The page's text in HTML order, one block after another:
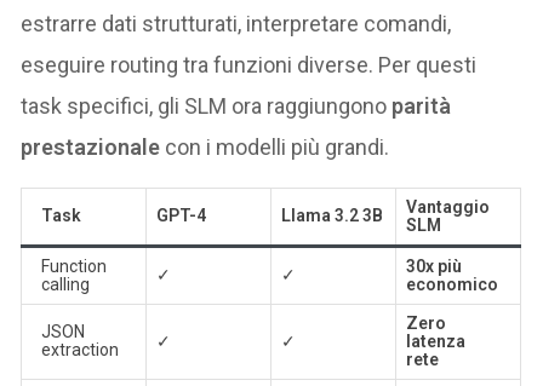
estrarre dati strutturati, interpretare comandi,
eseguire routing tra funzioni diverse. Per questi
task specifici, gli SLM ora raggiungono parità
prestazionale con i modelli più grandi.
Task GPT-4 Llama 3.2 3B
Vantaggio
SLM
Function
calling
✓ ✓
30x più
economico
JSON
extraction
✓ ✓
Zero
latenza
rete